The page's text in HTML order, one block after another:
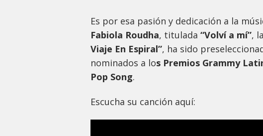
Es por esa pasión y dedicación a la
Fabiola Roudha, titulada “Volví a mí”,
Viaje En Espiral”, ha sido
nominados a los Premios Grammy
Pop Song.
Escucha su canción aquí: